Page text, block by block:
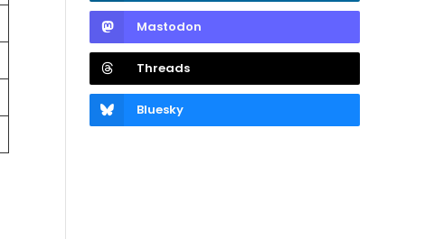
Mastodon
Threads
Bluesky